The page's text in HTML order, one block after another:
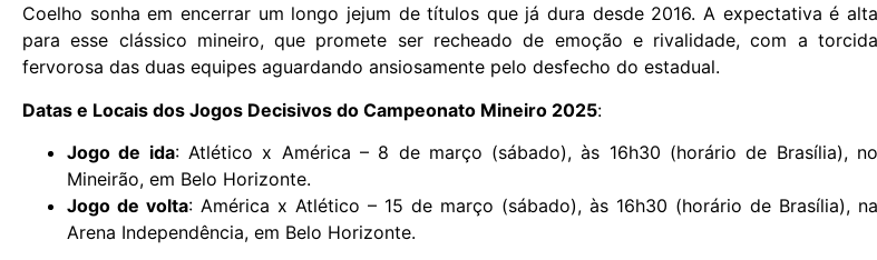
Coelho sonha em encerrar um longo jejum de títulos que já dura desde 2016. A expectativa é alta
para esse clássico mineiro, que promete ser recheado de emoção e rivalidade, com a torcida
fervorosa das duas equipes aguardando ansiosamente pelo desfecho do estadual.
Datas e Locais dos Jogos Decisivos do Campeonato Mineiro 2025:
Jogo de ida: Atlético x América – 8 de março (sábado), às 16h30 (horário de Brasília), no
Mineirão, em Belo Horizonte.
Jogo de volta: América x Atlético – 15 de março (sábado), às 16h30 (horário de Brasília), na
Arena Independência, em Belo Horizonte.